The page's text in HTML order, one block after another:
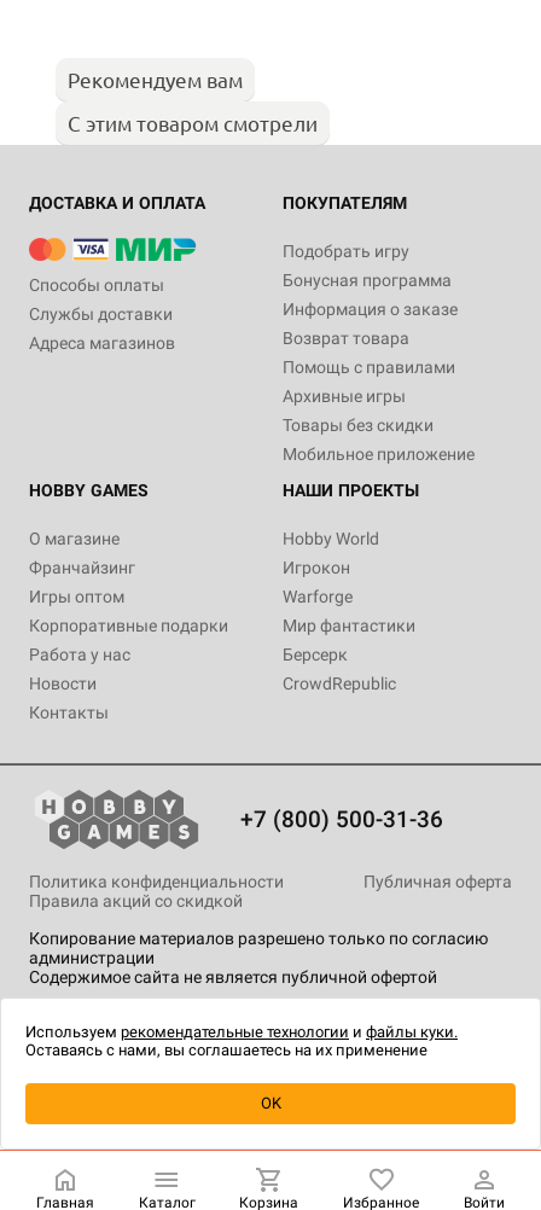
Рекомендуем вам
С этим товаром смотрели
ДОСТАВКА И ОПЛАТА
Способы оплаты
Службы доставки
Адреса магазинов
ПОКУПАТЕЛЯМ
Подобрать игру
Бонусная программа
Информация о заказе
Возврат товара
Помощь с правилами
Архивные игры
Товары без скидки
Мобильное приложение
HOBBY GAMES
О магазине
Франчайзинг
Игры оптом
Корпоративные подарки
Работа у нас
Новости
Контакты
НАШИ ПРОЕКТЫ
Hobby World
Игрокон
Warforge
Мир фантастики
Берсерк
CrowdRepublic
+7 (800) 500-31-36
Копирование материалов разрешено только по согласию
администрации
Содержимое сайта не является публичной офертой
Политика конфиденциальности
Публичная оферта
Правила акций со скидкой
технологии.
Главная Каталог Корзина Избранное Войти
Используем рекомендательные технологии и файлы куки.
Оставаясь с нами, вы соглашаетесь на их применение
OK